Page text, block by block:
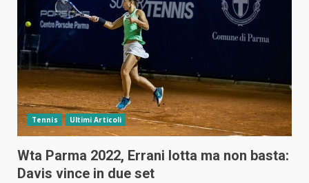
Tennis Ultimi Articoli
Wta Parma 2022, Errani lotta ma non basta:
Davis vince in due set